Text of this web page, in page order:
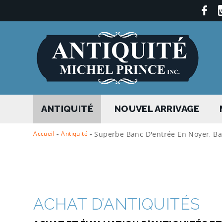
ANTIQUITÉ NOUVEL ARRIVAGE
Accueil - Antiquité - Superbe Banc D'entrée En Noyer,
ACHAT D’ANTIQUITÉS